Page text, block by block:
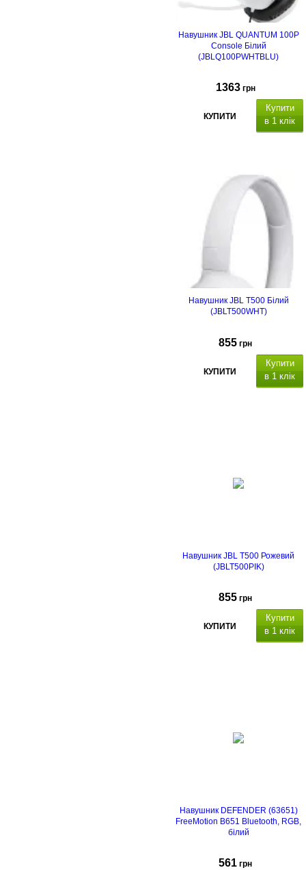
Навушник JBL QUANTUM 100P
Console Білий
(JBLQ100PWHTBLU)
1363 грн
КУПИТИ
Купити
в 1 клік
Навушник JBL T500 Білий
(JBLT500WHT)
855 грн
КУПИТИ
Купити
в 1 клік
Навушник JBL T500 Рожевий
(JBLT500PIK)
855 грн
КУПИТИ
Купити
в 1 клік
Навушник DEFENDER (63651)
FreeMotion B651 Bluetooth, RGB,
білий
561 грн